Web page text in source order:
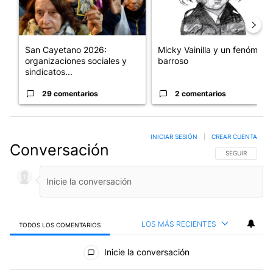
San Cayetano 2026:
organizaciones sociales y
sindicatos...
29 comentarios
Micky Vainilla y un fenómeno
barroso
2 comentarios
Conversación SIGA ESTA
SEGUIR
INICIAR SESIÓN CREAR CUENTA
TODOS LOS COMENTARIOS LOS MÁS RECIENTES
Todos los comentarios
Inicie la conversación